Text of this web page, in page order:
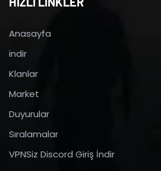
Anasayfa
indir
Klanlar
Market
Duyurular
Sıralamalar
VPNSiz Discord Giriş İndir